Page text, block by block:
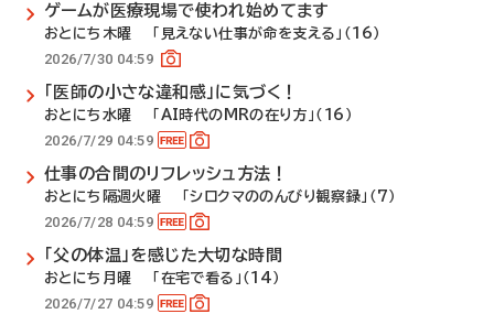
ゲームが医療現場で使われ始めてます
おとにち木曜 「見えない仕事が命を支える」（16）
2026/7/30 04:59
「医師の小さな違和感」に気づく！
おとにち水曜 「AI時代のMRの在り方」（16）
2026/7/29 04:59
仕事の合間のリフレッシュ方法！
おとにち隔週火曜 「シロクマののんびり観察録」（7）
2026/7/28 04:59
「父の体温」を感じた大切な時間
おとにち月曜 「在宅で看る」（14）
2026/7/27 04:59